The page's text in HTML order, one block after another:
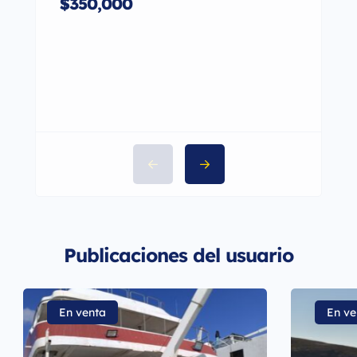
Publicaciones del usuario
En venta En